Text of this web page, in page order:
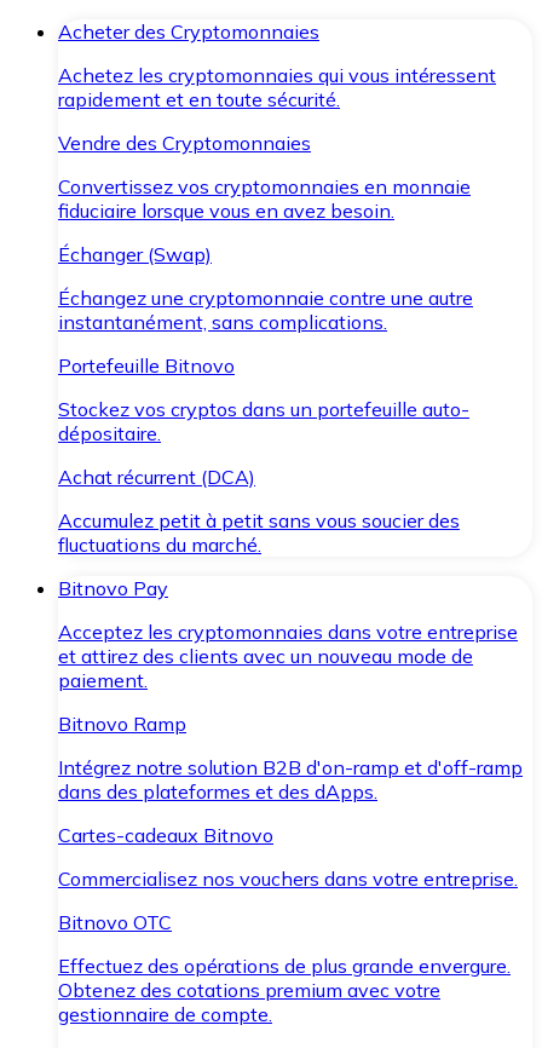
Acheter des Cryptomonnaies
Achetez les cryptomonnaies qui vous intéressent
rapidement et en toute sécurité.
Vendre des Cryptomonnaies
Convertissez vos cryptomonnaies en monnaie
fiduciaire lorsque vous en avez besoin.
Échanger (Swap)
Échangez une cryptomonnaie contre une autre
instantanément, sans complications.
Portefeuille Bitnovo
Stockez vos cryptos dans un portefeuille auto-
dépositaire.
Achat récurrent (DCA)
Accumulez petit à petit sans vous soucier des
fluctuations du marché.
Bitnovo Pay
Acceptez les cryptomonnaies dans votre entreprise
et attirez des clients avec un nouveau mode de
paiement.
Bitnovo Ramp
Intégrez notre solution B2B d'on-ramp et d'off-ramp
dans des plateformes et des dApps.
Cartes-cadeaux Bitnovo
Commercialisez nos vouchers dans votre entreprise.
Bitnovo OTC
Effectuez des opérations de plus grande envergure.
Obtenez des cotations premium avec votre
gestionnaire de compte.